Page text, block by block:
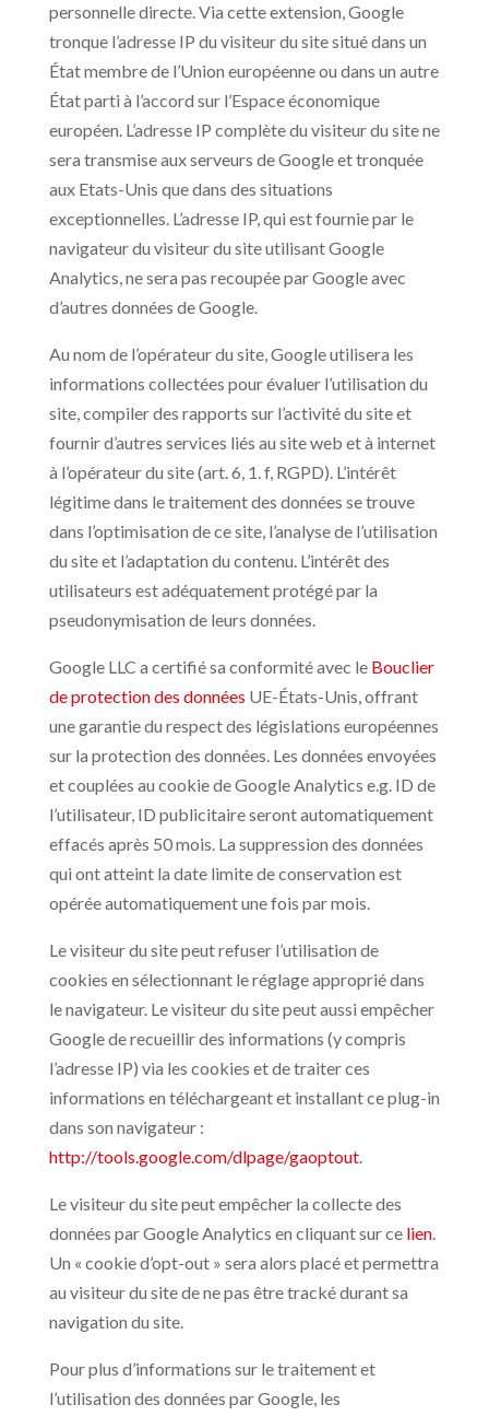
personnelle directe. Via cette extension, Google
tronque l’adresse IP du visiteur du site situé dans un
État membre de l’Union européenne ou dans un autre
État parti à l’accord sur l’Espace économique
européen. L’adresse IP complète du visiteur du site ne
sera transmise aux serveurs de Google et tronquée
aux Etats-Unis que dans des situations
exceptionnelles. L’adresse IP, qui est fournie par le
navigateur du visiteur du site utilisant Google
Analytics, ne sera pas recoupée par Google avec
d’autres données de Google.
Au nom de l’opérateur du site, Google utilisera les
informations collectées pour évaluer l’utilisation du
site, compiler des rapports sur l’activité du site et
fournir d’autres services liés au site web et à internet
à l’opérateur du site (art. 6, 1. f, RGPD). L’intérêt
légitime dans le traitement des données se trouve
dans l’optimisation de ce site, l’analyse de l’utilisation
du site et l’adaptation du contenu. L’intérêt des
utilisateurs est adéquatement protégé par la
pseudonymisation de leurs données.
Google LLC a certifié sa conformité avec le Bouclier
de protection des données UE-États-Unis, offrant
une garantie du respect des législations européennes
sur la protection des données. Les données envoyées
et couplées au cookie de Google Analytics e.g. ID de
l’utilisateur, ID publicitaire seront automatiquement
effacés après 50 mois. La suppression des données
qui ont atteint la date limite de conservation est
opérée automatiquement une fois par mois.
Le visiteur du site peut refuser l’utilisation de
cookies en sélectionnant le réglage approprié dans
le navigateur. Le visiteur du site peut aussi empêcher
Google de recueillir des informations (y compris
l’adresse IP) via les cookies et de traiter ces
informations en téléchargeant et installant ce plug-in
dans son navigateur :
http://tools.google.com/dlpage/gaoptout.
Le visiteur du site peut empêcher la collecte des
données par Google Analytics en cliquant sur ce lien.
Un « cookie d’opt-out » sera alors placé et permettra
au visiteur du site de ne pas être tracké durant sa
navigation du site.
Pour plus d’informations sur le traitement et
l’utilisation des données par Google, les